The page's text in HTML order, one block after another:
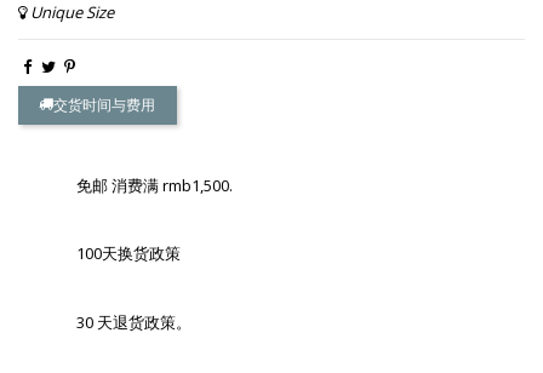
Unique Size
交货时间与费用
免邮 消费满 rmb1,500.
100天换货政策
30 天退货政策。